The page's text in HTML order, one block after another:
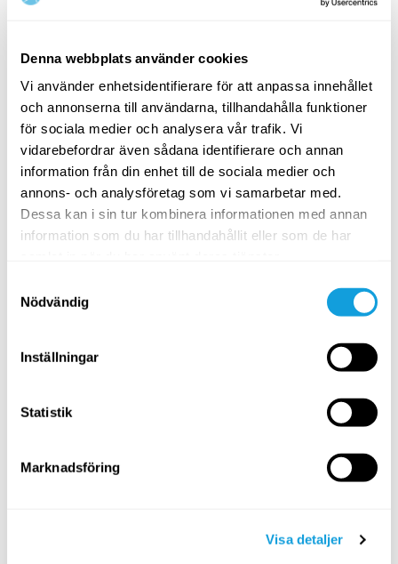
Denna webbplats använder cookies
Vi använder enhetsidentifierare för att anpassa innehållet
och annonserna till användarna, tillhandahålla funktioner
för sociala medier och analysera vår trafik. Vi
vidarebefordrar även sådana identifierare och annan
information från din enhet till de sociala medier och
annons- och analysföretag som vi samarbetar med.
Dessa kan i sin tur kombinera informationen med annan
information som du har tillhandahållit eller som de har
Nödvändig
Inställningar
Statistik
Marknadsföring
Visa detaljer
enbart är förslag på rehabiliterande träning. Vi är alla
om du har skador eller sjukdomar som kräver detta.
kontakt i de muskler som avses.
Andningen har stor betydelse för att skapa närvaro,
kontakt och fokus.
I en del av programmets klasser används olika redskap för
I vissa klasser används yogabolster, avlånga
finns i olika modeller i